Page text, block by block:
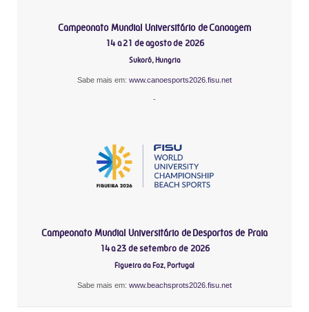
Campeonato Mundial Universitário de Canoagem
14 a 21 de agosto de 2026
Sukoró, Hungria
Sabe mais em: www.canoesports2026.fisu.net
-
Campeonato Mundial Universitário de Desportos de Praia
14 a 23 de setembro de 2026
Figueira da Foz, Portugal
Sabe mais em: www.beachsprots2026.fisu.net